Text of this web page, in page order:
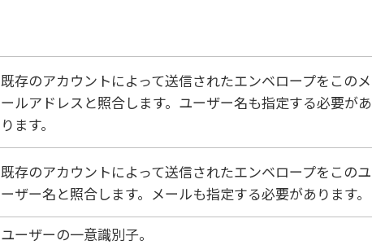
既存のアカウントによって送信されたエンベロープをこのメ
ールアドレスと照合します。ユーザー名も指定する必要があ
ります。
既存のアカウントによって送信されたエンベロープをこのユ
ーザー名と照合します。メールも指定する必要があります。
ユーザーの一意識別子。